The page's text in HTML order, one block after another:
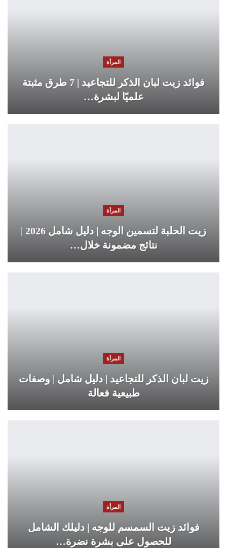
المرأة
فوائد زيت لبان الذكر للتجاعيد | 7 طرق مثبتة
علميًا لبشرة…
المرأة
زيت الحلبة لتسمين الوجه | دليل شامل 2026 |
نتائج مضمونة خلال…
المرأة
زيت لبان الذكر للتجاعيد | دليل شامل | وصفات
طبيعية فعالة
المرأة
فوائد زيت السمسم للوجه | دليلك الشامل
للحصول على بشرة نضرة…